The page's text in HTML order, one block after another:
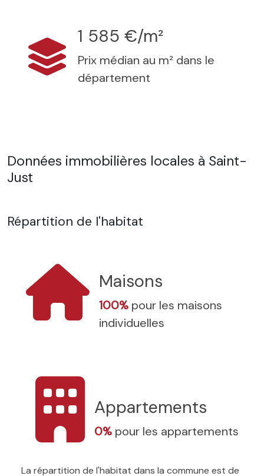
1 585 €/m²
Prix médian au m² dans le
département
Données immobilières locales à Saint-
Just
Répartition de l'habitat
Maisons
100% pour les maisons
individuelles
Appartements
0% pour les appartements
La répartition de l'habitat dans la commune est de